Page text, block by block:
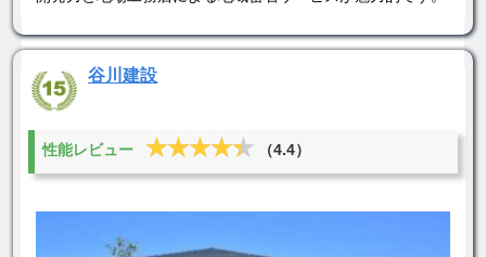
谷川建設
性能レビュー ★★★★★
★★★★★ （4.4）